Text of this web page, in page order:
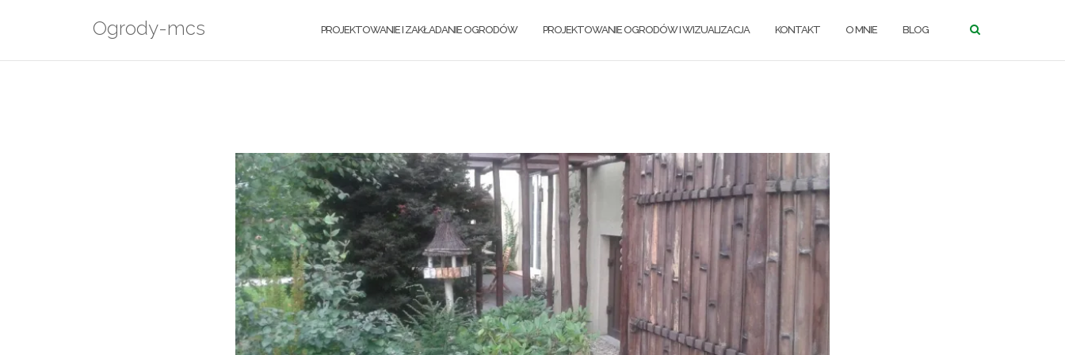
Ogrody-mcs PROJEKTOWANIE I ZAKŁADANIE OGRODÓW PROJEKTOWANIE OGRODÓW I WIZUALIZACJA KONTAKT O MNIE BLOG